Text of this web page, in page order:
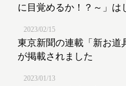
に目覚めるか！？～」は
2023/02/15
東京新聞の連載「新お
が掲載されました
2023/01/13